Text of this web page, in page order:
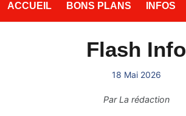
ACCUEIL BONS PLANS INFOS
Flash Info
18 Mai 2026
ParLa rédaction